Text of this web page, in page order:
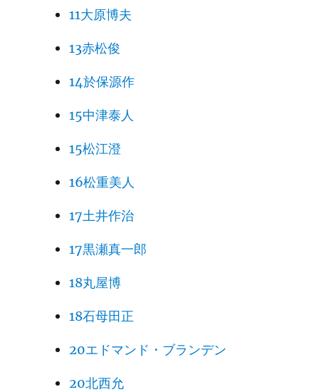
11大原博夫
13赤松俊
14於保源作
15中津泰人
15松江澄
16松重美人
17土井作治
17黒瀬真一郎
18丸屋博
18石母田正
20エドマンド・ブランデン
20北西允